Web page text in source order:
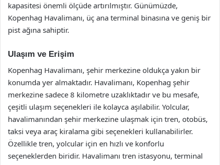
kapasitesi önemli ölçüde artırılmıştır. Günümüzde,
Kopenhag Havalimanı, üç ana terminal binasına ve geniş bir
pist ağına sahiptir.
Ulaşım ve Erişim
Kopenhag Havalimanı, şehir merkezine oldukça yakın bir
konumda yer almaktadır. Havalimanı, Kopenhag şehir
merkezine sadece 8 kilometre uzaklıktadır ve bu mesafe,
çeşitli ulaşım seçenekleri ile kolayca aşılabilir. Yolcular,
havalimanından şehir merkezine ulaşmak için tren, otobüs,
taksi veya araç kiralama gibi seçenekleri kullanabilirler.
Özellikle tren, yolcular için en hızlı ve konforlu
seçeneklerden biridir. Havalimanı tren istasyonu, terminal